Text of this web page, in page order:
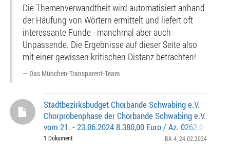
Die Themenverwandtheit wird automatisiert anhand
der Häufung von Wörtern ermittelt und liefert oft
interessante Funde - manchmal aber auch
Unpassende. Die Ergebnisse auf dieser Seite also
mit einer gewissen kritischen Distanz betrachten!
Das München-Transparent-Team
Stadtbezirksbudget Chorbande Schwabing e.V.
Chorprobenphase der Chorbande Schwabing e.V.
vom 21. - 23.06.2024 8.380,00 Euro / Az. 0262.0-4-0494
1 Dokument BA 4 , 24.02.2024